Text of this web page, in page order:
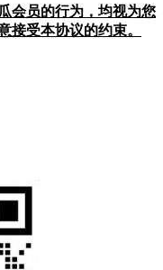
会员的行为，均视为您
接受本协议的约束。